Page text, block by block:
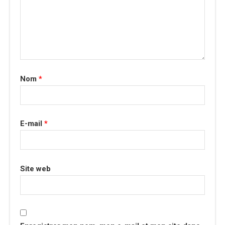
Nom *
E-mail *
Site web